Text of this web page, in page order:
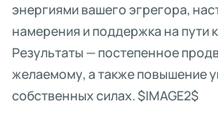
энергиями вашего эгрегора,
намерения и поддержка на пути
Результаты — постепенное
желаемому, а также повышение
собственных силах. $IMAGE2$